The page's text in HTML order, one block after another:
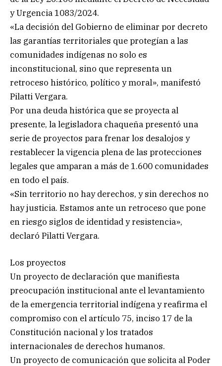
y Urgencia 1083/2024.
«La decisión del Gobierno de eliminar por decreto
las garantías territoriales que protegían a las
comunidades indígenas no solo es
inconstitucional, sino que representa un
retroceso histórico, político y moral», manifestó
Pilatti Vergara.
Por una deuda histórica que se proyecta al
presente, la legisladora chaqueña presentó una
serie de proyectos para frenar los desalojos y
restablecer la vigencia plena de las protecciones
legales que amparan a más de 1.600 comunidades
en todo el país.
«Sin territorio no hay derechos, y sin derechos no
hay justicia. Estamos ante un retroceso que pone
en riesgo siglos de identidad y resistencia»,
declaró Pilatti Vergara.
Los proyectos
Un proyecto de declaración que manifiesta
preocupación institucional ante el levantamiento
de la emergencia territorial indígena y reafirma el
compromiso con el artículo 75, inciso 17 de la
Constitución nacional y los tratados
internacionales de derechos humanos.
Un proyecto de comunicación que solicita al Poder